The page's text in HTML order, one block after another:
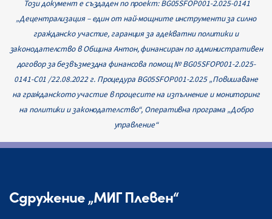
Този документ е създаден по проект: BG05SFOP001-2.025-0141
„Децентрализация – един от най-мощните инструменти за силно
гражданско участие, гаранция за адекватни политики и
законодателство в Община Антон, финансиран по административен
договор за безвъзмездна финансова помощ № BG05SFOP001-2.025-
0141-С01 /22.08.2022 г. Процедура BG05SFOP001-2.025 „Повишаване
на гражданското участие в процесите на изпълнение и мониторинг
на политики и законодателство“, Оперативна програма „Добро
управление“
Сдружение „МИГ Плевен“